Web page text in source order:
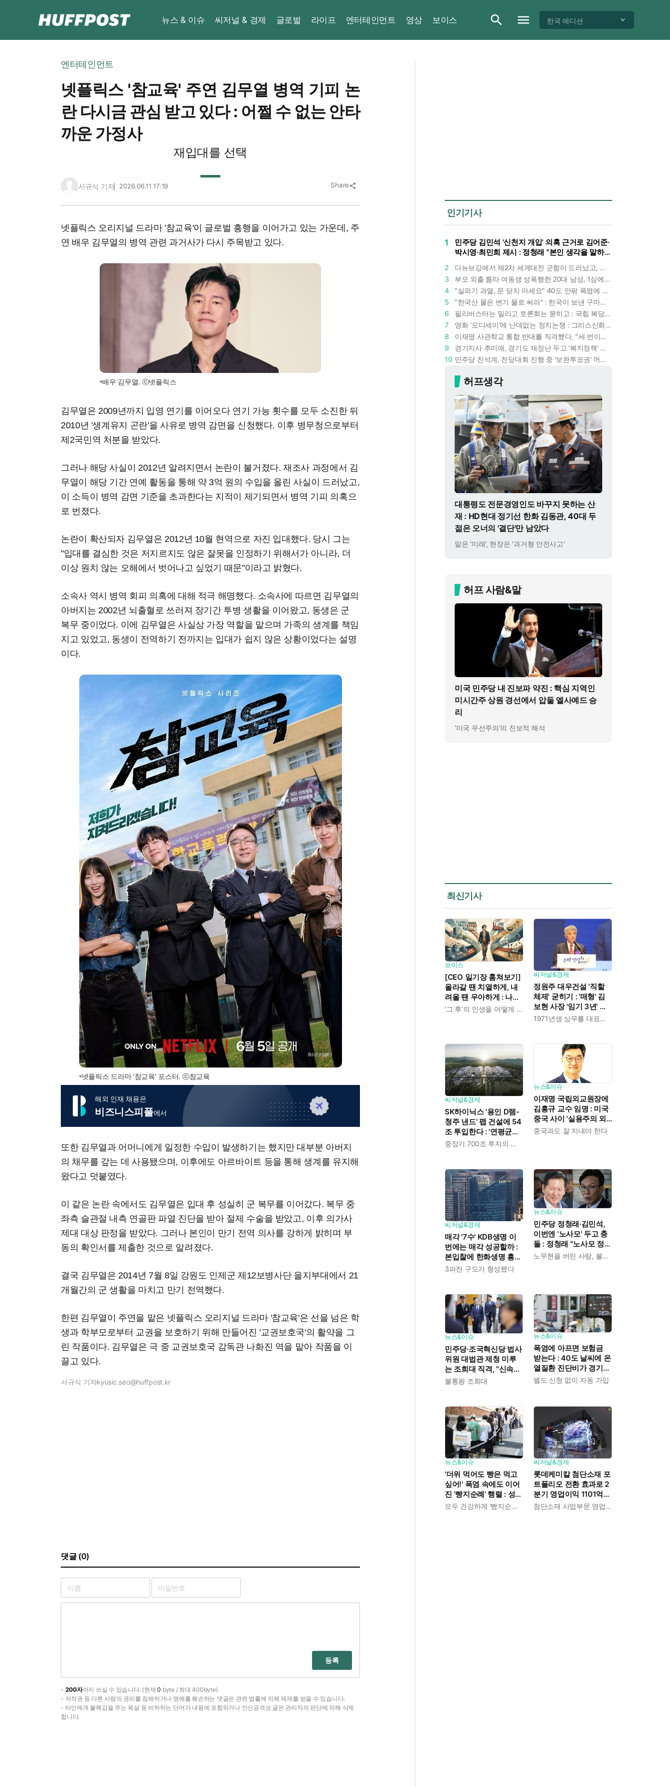
뉴스 & 이슈 씨저널 & 경제 글로벌 라이프 엔터테인먼트 영상 보이스 한국 에디션
엔터테인먼트
넷플릭스 '참교육' 주연 김무열 병역 기피 논
란 다시금 관심 받고 있다 : 어쩔 수 없는 안타
까운 가정사
재입대를 선택
서규식 기자 2026.06.11 17:19 Share share
넷플릭스 오리지널 드라마 '참교육'이 글로벌 흥행을 이어가고 있는 가운데, 주
연 배우 김무열의 병역 관련 과거사가 다시 주목받고 있다.
배우 김무열. ⓒ넷플릭스
김무열은 2009년까지 입영 연기를 이어오다 연기 가능 횟수를 모두 소진한 뒤
2010년 '생계유지 곤란'을 사유로 병역 감면을 신청했다. 이후 병무청으로부터
제2국민역 처분을 받았다.
그러나 해당 사실이 2012년 알려지면서 논란이 불거졌다. 재조사 과정에서 김
무열이 해당 기간 연예 활동을 통해 약 3억 원의 수입을 올린 사실이 드러났고,
이 소득이 병역 감면 기준을 초과한다는 지적이 제기되면서 병역 기피 의혹으
로 번졌다.
논란이 확산되자 김무열은 2012년 10월 현역으로 자진 입대했다. 당시 그는
"입대를 결심한 것은 저지르지도 않은 잘못을 인정하기 위해서가 아니라, 더
이상 원치 않는 오해에서 벗어나고 싶었기 때문"이라고 밝혔다.
소속사 역시 병역 회피 의혹에 대해 적극 해명했다. 소속사에 따르면 김무열의
아버지는 2002년 뇌출혈로 쓰러져 장기간 투병 생활을 이어왔고, 동생은 군
복무 중이었다. 이에 김무열은 사실상 가장 역할을 맡으며 가족의 생계를 책임
지고 있었고, 동생이 전역하기 전까지는 입대가 쉽지 않은 상황이었다는 설명
이다.
넷플릭스 드라마 '참교육' 포스터. ⓒ참교육
해외 인재 채용은
비즈니스피플에서
또한 김무열과 어머니에게 일정한 수입이 발생하기는 했지만 대부분 아버지
의 채무를 갚는 데 사용됐으며, 이후에도 아르바이트 등을 통해 생계를 유지해
왔다고 덧붙였다.
이 같은 논란 속에서도 김무열은 입대 후 성실히 군 복무를 이어갔다. 복무 중
좌측 슬관절 내측 연골판 파열 진단을 받아 절제 수술을 받았고, 이후 의가사
제대 대상 판정을 받았다. 그러나 본인이 만기 전역 의사를 강하게 밝히며 부
동의 확인서를 제출한 것으로 알려졌다.
결국 김무열은 2014년 7월 8일 강원도 인제군 제12보병사단 을지부대에서 21
개월간의 군 생활을 마치고 만기 전역했다.
한편 김무열이 주연을 맡은 넷플릭스 오리지널 드라마 '참교육'은 선을 넘은 학
생과 학부모로부터 교권을 보호하기 위해 만들어진 '교권보호국'의 활약을 그
린 작품이다. 김무열은 극 중 교권보호국 감독관 나화진 역을 맡아 작품을 이
끌고 있다.
서규식 기자kyusic.seo@huffpost.kr
댓글 (0)
등록
- 200자까지 쓰실 수 있습니다. (현재0 byte / 최대 400byte)
- 저작권 등 다른 사람의 권리를 침해하거나 명예를 훼손하는 댓글은 관련 법률에 의해 제재를 받을 수 있습니다.
- 타인에게 불쾌감을 주는 욕설 등 비하하는 단어가 내용에 포함되거나 인신공격성 글은 관리자의 판단에 의해 삭제
합니다.
인기기사
1
민주당 김민석 '신천지 개입' 의혹 근거로 김어준·
박시영·최민희 제시 : 정청래 "본인 생각을 말하
2
다뉴브강에서 제2차 세계대전 군함이 드러났고, 포항 수돗물은 갑자기 짜졌다 : 폭염·가뭄이 만든 낯선 풍경
3
부모 외출 틈타 여동생 성폭행한 20대 남성, 1심에서 5년형 선고 : 친족 간 '암수범죄'의 심각성
4
"실외기 과열, 문 닫지 마세요" 40도 안팎 폭염에 쉼 없이 도는 에어컨 : 화재 위험 경고등!
5
"한국산 물은 변기 물로 써라" : 한국이 보낸 구마모토 지진 구호품에 한 일본인의 '어처구니 없는' 반응
6
필리버스터는 밀리고 토론회는 묻히고 : 국힘 복당 원하는 한동훈, '검사 정치'의 한계만 드러내나
7
영화 '오디세이'에 난데없는 정치논쟁 : 그리스신화 공간에서 '트럼프 전쟁의 참혹함'이 보인다
8
이재명 사관학교 통합 반대를 직격했다, "세 번이나 군사 쿠데타 했는데 압도적 지위"
9
경기지사 추미애, 경기도 재정난 두고 '복지정책' 탓하는 시선에 정면 반박 : "고령자와 아이 인구 급증"
10
민주당 친석계, 전당대회 진행 중 '보완투표권' 꺼냈다 : '사후 투표 허용' 무리수에 정청래 "투표 쿠데타"
허프생각
대통령도 전문경영인도 바꾸지 못하는 산
재 : HD현대 정기선 한화 김동관, 40대 두
젊은 오너의 '결단'만 남았다
말은 '미래', 현장은 '과거형 안전사고'
허프 사람&말
미국 민주당 내 진보파 약진 : 핵심 지역인
미시간주 상원 경선에서 압둘 엘사예드 승
리
'미국 우선주의'의 진보적 해석
최신기사
보이스
[CEO 일기장 훔쳐보기]
올라갈 땐 치열하게, 내
려올 땐 우아하게 : 나만
의 커리어 설계법
'그 후'의 인생을 어떻게 살 것인가
씨저널&경제
정원주 대우건설 '직할
체제' 굳히기 : '매형' 김
보현 사장 '임기 3년' 받
고 4개월 만에 물러났다
1971년생 상무를 대표이사로 발탁
씨저널&경제
SK하이닉스 '용인 D램-
청주 낸드' 팹 건설에 54
조 투입한다 : '연평균
19% 성장' 메모리 수요중장기 700조 투자의 단계적 이행
뉴스&이슈
이재명 국립외교원장에
김흥규 교수 임명 : 미국
중국 사이 '실용주의 외
교론' 강조한 인물이다
중국과도 잘 지내야 한다
씨저널&경제
매각 '7수' KDB생명 이
번에는 매각 성공할까 :
본입찰에 한화생명 흥국
생명 한국금융지주 최종
3파전 구도가 형성됐다
뉴스&이슈
민주당 정청래·김민석,
이번엔 '노사모' 두고 충
돌 : 정청래 "노사모 정신
으로 승리" vs 김민석 측노무현을 버린 사람, 불편하겠지
뉴스&이슈
민주당·조국혁신당 법사
위원 대법관 제청 미루
는 조희대 직격, "신속한
재판 약속도 저버려"
불통왕 조희대
뉴스&이슈
폭염에 아프면 보험금
받는다 : 40도 날씨에 온
열질환 진단비가 경기도
민에게 주어진다
별도 신청 없이 자동 가입
뉴스&이슈
'더위 먹어도 빵은 먹고
싶어!' 폭염 속에도 이어
진 ‘빵지순례’ 행렬 : 성심
당이 대기 손님 위해 준모두 건강하게 '빵지순례' 마치시길.
씨저널&경제
롯데케미칼 첨단소재 포
트폴리오 전환 효과로 2
분기 영업이익 1101억
흑자전환 : 대산·여수 사첨단소재 사업부문 영업이익 1325억 원